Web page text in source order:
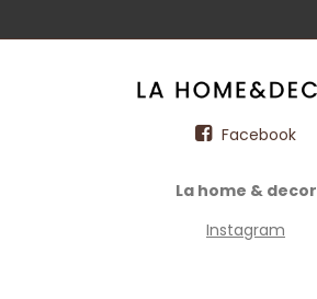
Facebook
La home & decor
Instagram